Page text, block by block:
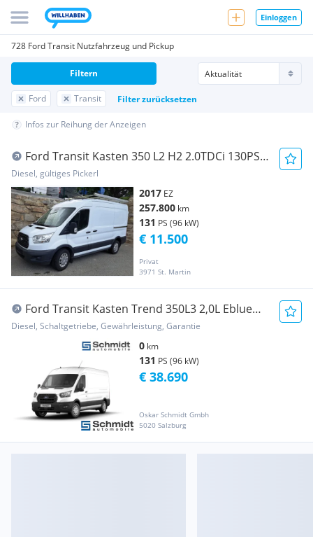
Einloggen
728 Ford Transit Nutzfahrzeug und Pickup
Ford Transit Filter zurücksetzen
Filtern
Infos zur Reihung der Anzeigen
Ford Transit Kasten 350 L2 H2 2.0TDCi 130PS
ALLRAD Transporter / Kastenwagen
Diesel, gültiges Pickerl
2017 EZ
257.800 km
131 PS (96 kW)
Privat
3971 St. Martin
€ 11.500
Ford Transit Kasten Trend 350L3 2,0L Eblue
130PS M FWD Transporter / Kastenwagen
Diesel, Schaltgetriebe, Gewährleistung, Garantie
0 km
131 PS (96 kW)
Oskar Schmidt Gmbh
5020 Salzburg
€ 38.690